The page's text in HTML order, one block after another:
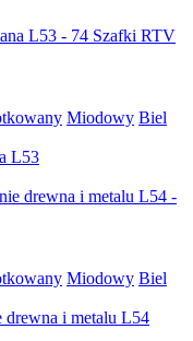
Miodowy Biel
L53
Miodowy Biel
drewna i metalu L54